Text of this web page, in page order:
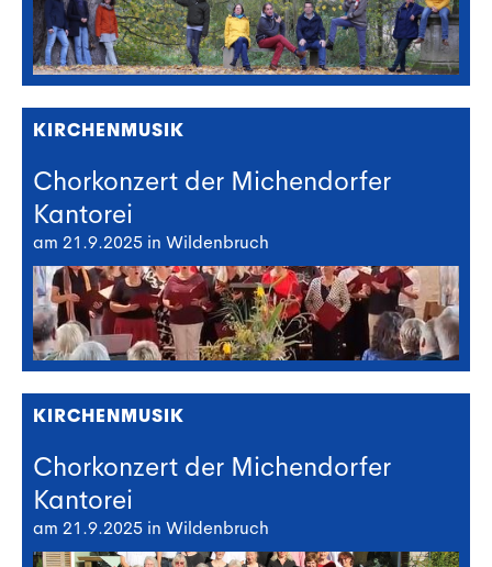
KIRCHENMUSIK
Chorkonzert der Michendorfer
Kantorei
am 21.9.2025 in Wildenbruch
KIRCHENMUSIK
Chorkonzert der Michendorfer
Kantorei
am 21.9.2025 in Wildenbruch